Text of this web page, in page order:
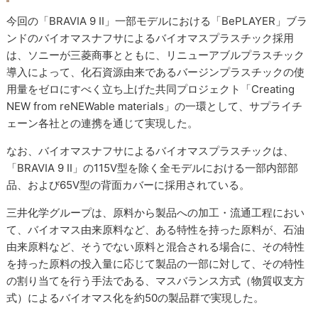
今回の「BRAVIA 9 II」一部モデルにおける「BePLAYER」ブラ
ンドのバイオマスナフサによるバイオマスプラスチック採用
は、ソニーが三菱商事とともに、リニューアブルプラスチック
導入によって、化石資源由来であるバージンプラスチックの使
用量をゼロにすべく立ち上げた共同プロジェクト「Creating
NEW from reNEWable materials」の一環として、サプライチ
ェーン各社との連携を通じて実現した。
なお、バイオマスナフサによるバイオマスプラスチックは、
「BRAVIA 9 II」の115V型を除く全モデルにおける一部内部部
品、および65V型の背面カバーに採用されている。
三井化学グループは、原料から製品への加工・流通工程におい
て、バイオマス由来原料など、ある特性を持った原料が、石油
由来原料など、そうでない原料と混合される場合に、その特性
を持った原料の投入量に応じて製品の一部に対して、その特性
の割り当てを行う手法である、マスバランス方式（物質収支方
式）によるバイオマス化を約50の製品群で実現した。